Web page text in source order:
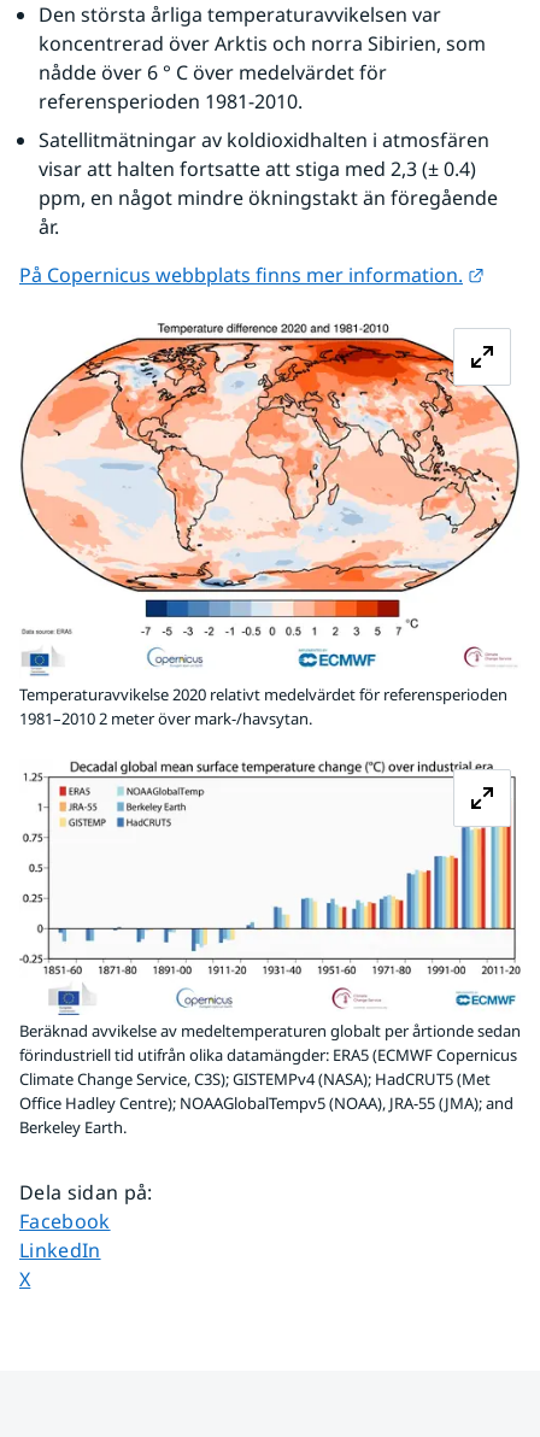
Den största årliga temperaturavvikelsen var
koncentrerad över Arktis och norra Sibirien, som
nådde över 6 ° C över medelvärdet för
referensperioden 1981-2010.
Satellitmätningar av koldioxidhalten i atmosfären
visar att halten fortsatte att stiga med 2,3 (± 0.4)
ppm, en något mindre ökningstakt än föregående
år.
På Copernicus webbplats finns mer information.
Temperaturavvikelse 2020 relativt medelvärdet för referensperioden
1981–2010 2 meter över mark-/havsytan.
Beräknad avvikelse av medeltemperaturen globalt per årtionde sedan
förindustriell tid utifrån olika datamängder: ERA5 (ECMWF Copernicus
Climate Change Service, C3S); GISTEMPv4 (NASA); HadCRUT5 (Met
Office Hadley Centre); NOAAGlobalTempv5 (NOAA), JRA-55 (JMA); and
Berkeley Earth.
Dela sidan på:
Dela sidan på
Facebook
Dela sidan på
LinkedIn
Dela sidan på
X